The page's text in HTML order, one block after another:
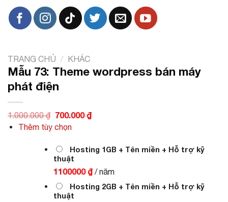
TRANG CHỦ / KHÁC
Mẫu 73: Theme wordpress bán máy
phát điện
1.000.000₫ Giá
gốc
là:
700.000 ₫Giá
700.000 ₫.
Thêm tùy chọn
Hosting 1GB + Tên miền + Hỗ trợ kỹ
thuật
1100000 ₫ / năm
Hosting 2GB + Tên miền + Hỗ trợ kỹ
thuật